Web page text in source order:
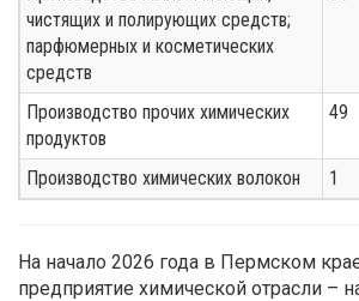
чистящих и полирующих средств;
парфюмерных и косметических
средств
Производство прочих химических
продуктов
49
Производство химических волокон 1
На начало 2026 года в Пермском
предприятие химической отрасли –